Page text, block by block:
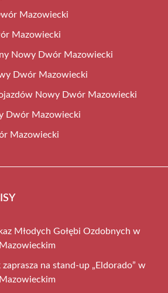
Mazowiecki
Mazowiecki
Nowy Dwór Mazowiecki
Dwór Mazowiecki
Nowy Dwór Mazowiecki
Dwór Mazowiecki
Mazowiecki
Młodych Gołębi Ozdobnych w
na stand-up „Eldorado” w